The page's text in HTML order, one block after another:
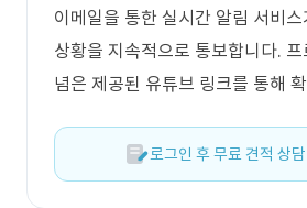
이메일을 통한 실시간 알림 서비
상황을 지속적으로 통보합니다.
념은 제공된 유튜브 링크를 통해
로그인 후 무료 견적 상